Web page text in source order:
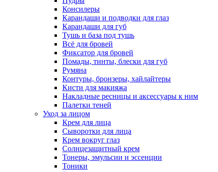
Консилеры
Карандаши и подводки для глаз
Карандаши для губ
Тушь и база под тушь
Всё для бровей
Фиксатор для бровей
Помады, тинты, блески для губ
Румяна
Контуры, бронзеры, хайлайтеры
Кисти для макияжа
Накладные ресницы и аксессуары к ним
Палетки теней
Уход за лицом
Крем для лица
Сыворотки для лица
Крем вокруг глаз
Солнцезащитный крем
Тонеры, эмульсии и эссенции
Тоники